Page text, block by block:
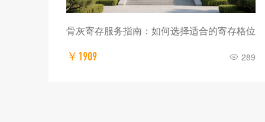
骨灰寄存服务指南：如何选择适合的寄存格位
￥1909 289